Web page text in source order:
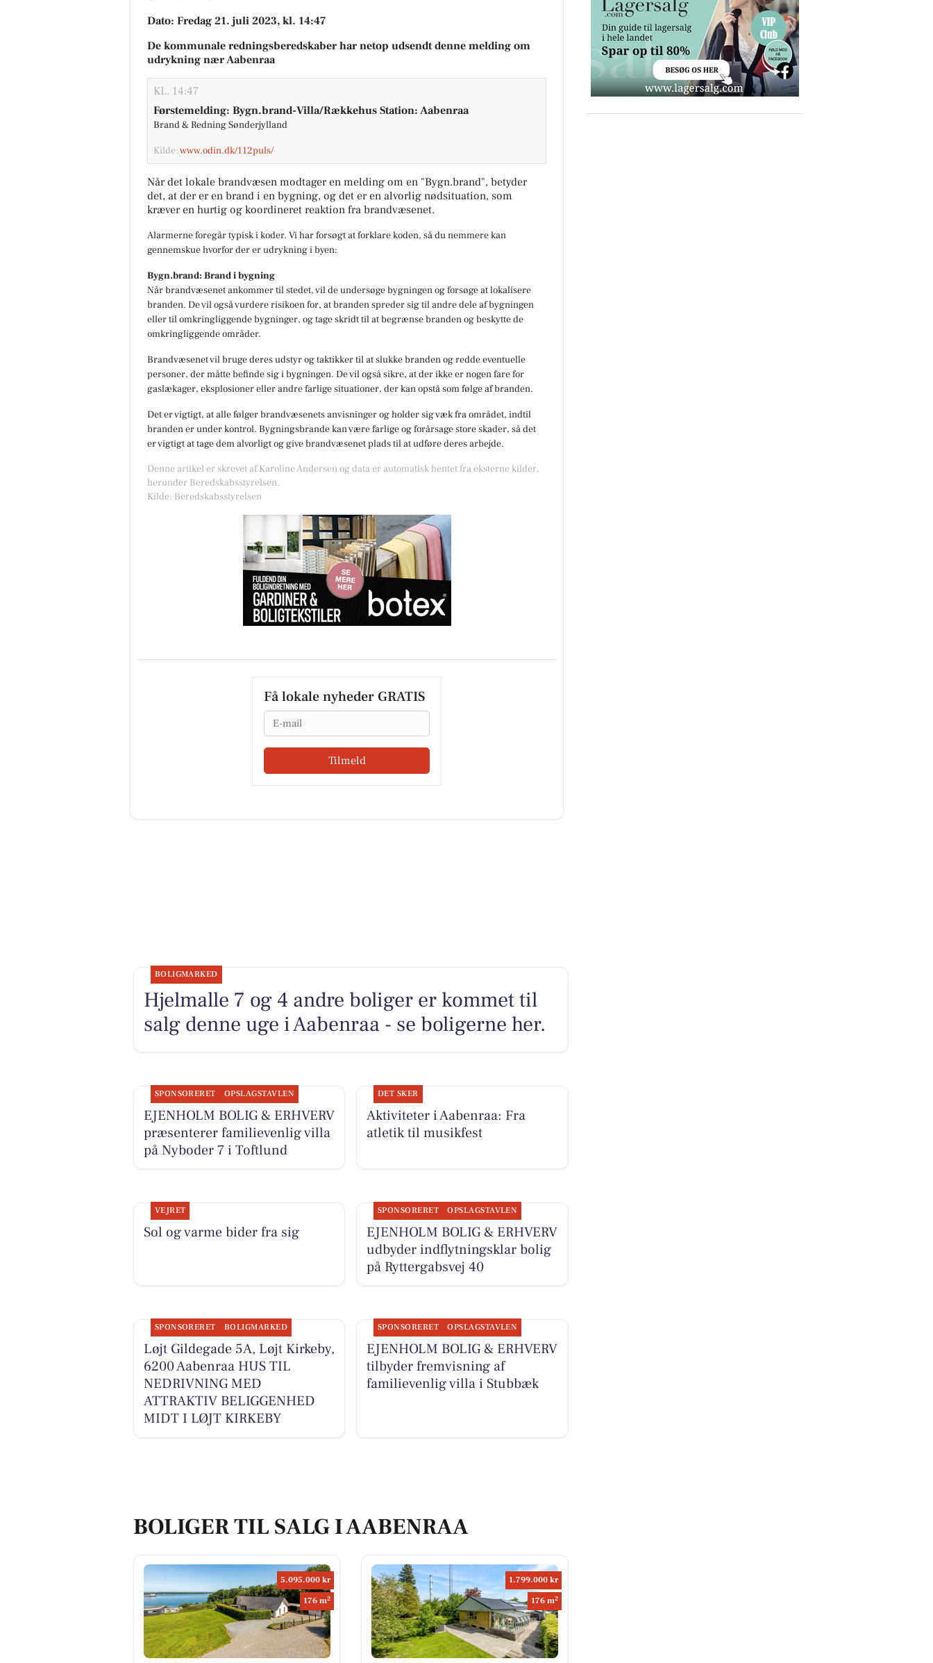
Dato: Fredag 21. juli 2023, kl. 14:47
De kommunale redningsberedskaber har netop udsendt denne melding om
udrykning nær Aabenraa
KL. 14:47
Førstemelding: Bygn.brand-Villa/Rækkehus Station: Aabenraa
Brand & Redning Sønderjylland
Kilde:www.odin.dk/112puls/
Når det lokale brandvæsen modtager en melding om en "Bygn.brand", betyder
det, at der er en brand i en bygning, og det er en alvorlig nødsituation, som
kræver en hurtig og koordineret reaktion fra brandvæsenet.
Alarmerne foregår typisk i koder. Vi har forsøgt at forklare koden, så du nemmere kan
gennemskue hvorfor der er udrykning i byen:
Bygn.brand: Brand i bygning
Når brandvæsenet ankommer til stedet, vil de undersøge bygningen og forsøge at lokalisere
branden. De vil også vurdere risikoen for, at branden spreder sig til andre dele af bygningen
eller til omkringliggende bygninger, og tage skridt til at begrænse branden og beskytte de
omkringliggende områder.
Brandvæsenet vil bruge deres udstyr og taktikker til at slukke branden og redde eventuelle
personer, der måtte befinde sig i bygningen. De vil også sikre, at der ikke er nogen fare for
gaslækager, eksplosioner eller andre farlige situationer, der kan opstå som følge af branden.
Det er vigtigt, at alle følger brandvæsenets anvisninger og holder sig væk fra området, indtil
branden er under kontrol. Bygningsbrande kan være farlige og forårsage store skader, så det
er vigtigt at tage dem alvorligt og give brandvæsenet plads til at udføre deres arbejde.
Denne artikel er skrevet af Karoline Andersen og data er automatisk hentet fra eksterne kilder,
herunder Beredskabsstyrelsen.
Kilde: Beredskabsstyrelsen
Få lokale nyheder GRATIS
Email
Tilmeld
BOLIGMARKED
Hjelmalle 7 og 4 andre boliger er kommet til
salg denne uge i Aabenraa - se boligerne her.
SPONSORERET OPSLAGSTAVLEN
EJENHOLM BOLIG & ERHVERV
præsenterer familievenlig villa
på Nyboder 7 i Toftlund
DET SKER
Aktiviteter i Aabenraa: Fra
atletik til musikfest
VEJRET
Sol og varme bider fra sig
SPONSORERET OPSLAGSTAVLEN
EJENHOLM BOLIG & ERHVERV
udbyder indflytningsklar bolig
på Ryttergabsvej 40
SPONSORERET BOLIGMARKED
Løjt Gildegade 5A, Løjt Kirkeby,
6200 Aabenraa HUS TIL
NEDRIVNING MED
ATTRAKTIV BELIGGENHED
MIDT I LØJT KIRKEBY
SPONSORERET OPSLAGSTAVLEN
EJENHOLM BOLIG & ERHVERV
tilbyder fremvisning af
familievenlig villa i Stubbæk
BOLIGER TIL SALG I AABENRAA
5.095.000 kr
176 m2
1.799.000 kr
176 m2